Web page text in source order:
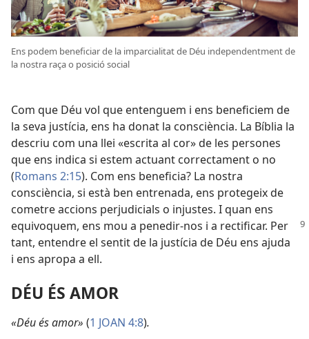
Ens podem beneficiar de la imparcialitat de Déu independentment de
la nostra raça o posició social
Com que Déu vol que entenguem i ens beneficiem de
la seva justícia, ens ha donat la consciència. La Bíblia la
descriu com una llei «escrita al cor» de les persones
que ens indica si estem actuant correctament o no
(Romans 2:15). Com ens beneficia? La nostra
consciència, si està ben entrenada, ens protegeix de
cometre accions perjudicials o injustes. I quan ens
equivoquem, ens mou a penedir-nos i a rectificar. Per
tant, entendre el sentit de la justícia de Déu ens ajuda
i ens apropa a ell.
DÉU ÉS AMOR
«Déu és amor» (1 JOAN 4:8).